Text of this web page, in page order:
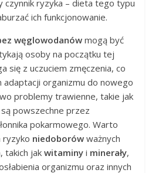
czynnik ryzyka – dieta tego typu
ich funkcjonowanie.
węglowodanów mogą być
osoby na początku tej
się z uczuciem zmęczenia, co
organizmu do nowego
problemy trawienne, takie jak
są powszechne przez
pokarmowego. Warto
ryzyko niedoborów ważnych
takich jakwitaminy i minerały,
organizmu oraz innych